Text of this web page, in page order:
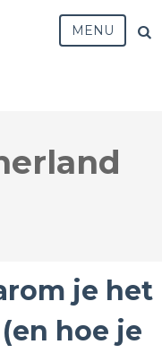
MENU
je het
hoe je